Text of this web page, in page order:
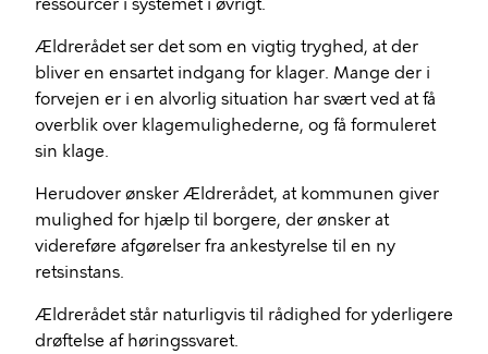
ressourcer i systemet i øvrigt.
Ældrerådet ser det som en vigtig tryghed, at der
bliver en ensartet indgang for klager. Mange der i
forvejen er i en alvorlig situation har svært ved at få
overblik over klagemulighederne, og få formuleret
sin klage.
Herudover ønsker Ældrerådet, at kommunen giver
mulighed for hjælp til borgere, der ønsker at
videreføre afgørelser fra ankestyrelse til en ny
retsinstans.
Ældrerådet står naturligvis til rådighed for yderligere
drøftelse af høringssvaret.